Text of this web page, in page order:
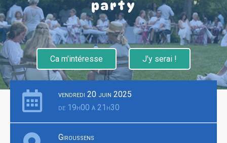
party
Ca m'intéresse J'y serai !
vendredi 20 juin 2025
de 19h00 à 21h30
Giroussens